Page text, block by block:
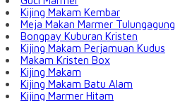
Kijing Makam Kembar
Meja Makan Marmer Tulungagung
Bongpay Kuburan Kristen
Kijing Makam Perjamuan Kudus
Makam Kristen Box
Kijing Makam
Kijing Makam Batu Alam
Kijing Marmer Hitam